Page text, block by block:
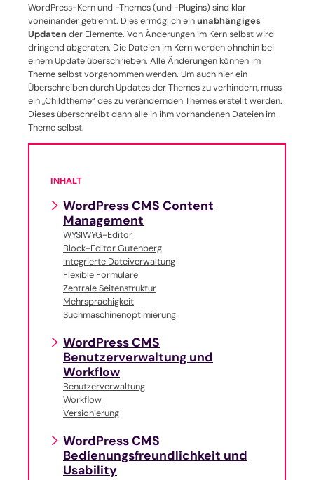
WordPress-Kern und -Themes (und -Plugins) sind klar
voneinander getrennt. Dies ermöglich einunabhängiges
Updaten der Elemente. Von Änderungen im Kern selbst wird
dringend abgeraten. Die Dateien im Kern werden ohnehin bei
einem Update überschrieben. Alle Änderungen können im
Theme selbst vorgenommen werden. Um auch hier ein
Überschreiben durch Updates der Themes zu verhindern, muss
ein „Childtheme“ des zu verändernden Themes erstellt werden.
Dieses überschreibt dann alle in ihm vorhandenen Dateien im
Theme selbst.
INHALT
WordPress CMS Content
Management
WYSIWYG-Editor
Block-Editor Gutenberg
Integrierte Dateiverwaltung
Flexible Formulare
Zentrale Seitenstruktur
Mehrsprachigkeit
Suchmaschinenoptimierung
WordPress CMS
Benutzerverwaltung und
Workflow
Benutzerverwaltung
Workflow
Versionierung
WordPress CMS
Bedienungsfreundlichkeit und
Usability